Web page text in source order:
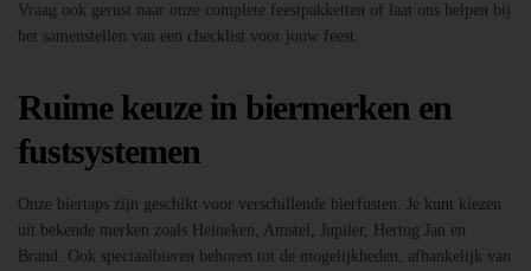
Vraag ook gerust naar onze complete feestpakketten of laat ons helpen bij
het samenstellen van een checklist voor jouw feest.
Ruime keuze in biermerken en
fustsystemen
Onze biertaps zijn geschikt voor verschillende bierfusten. Je kunt kiezen
uit bekende merken zoals Heineken, Amstel, Jupiler, Hertog Jan en
Brand. Ook speciaalbieren behoren tot de mogelijkheden, afhankelijk van